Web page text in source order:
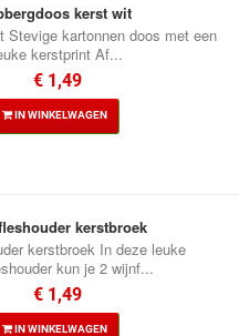
kerst wit
Stevige kartonnen doos met een
kerstprint Af...
€ 1,49
IN WINKELWAGEN
kerstbroek
kerstbroek In deze leuke
kun je 2 wijnf...
€ 1,49
IN WINKELWAGEN